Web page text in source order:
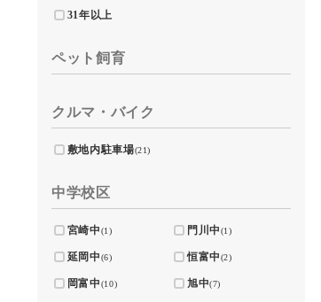
31年以上
ペット飼育
クルマ・バイク
敷地内駐車場(21)
中学校区
宮崎中(1) 門川中(1)
延岡中(6) 恒富中(2)
岡富中(10) 旭中(7)